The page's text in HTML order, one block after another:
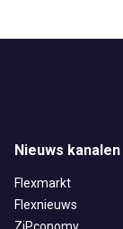
Nieuws kanalen
Flexmarkt
Flexnieuws